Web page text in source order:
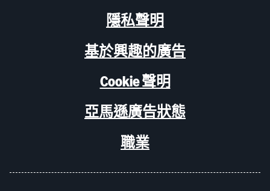
隱私聲明
基於興趣的廣告
Cookie 聲明
亞馬遜廣告狀態
職業